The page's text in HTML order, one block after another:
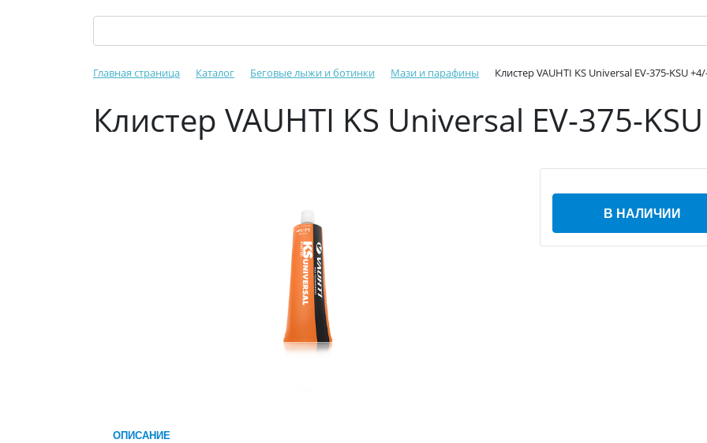
Главная страница Каталог Беговые лыжи и ботинки Мази и парафины Клистер VAUHTI KS Universal EV-375-KSU
Клистер VAUHTI KS Universal EV-375-
В НАЛИЧИИ
ОПИСАНИЕ